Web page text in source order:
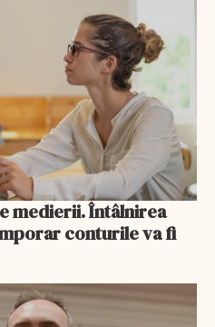
medierii. Întâlnirea
conturile va fi